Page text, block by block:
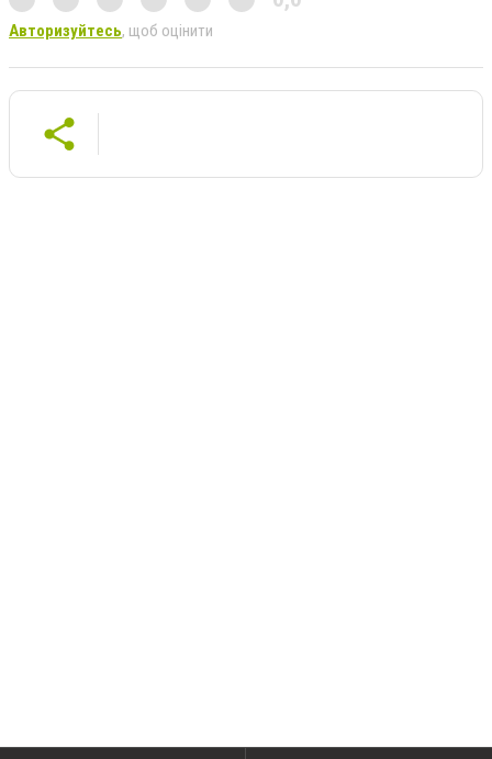
Авторизуйтесь, щоб оцінити